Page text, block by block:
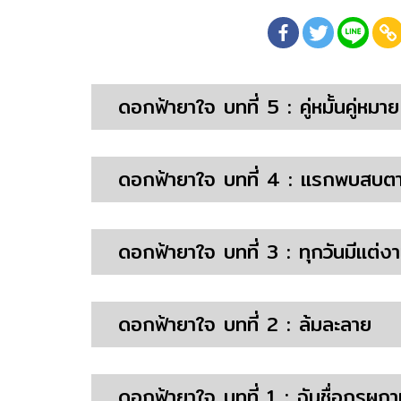
ดอกฟ้ายาใจ บทที่ 5 : คู่หมั้นคู่หมาย
ดอกฟ้ายาใจ บทที่ 4 : แรกพบสบต
ดอกฟ้ายาใจ บทที่ 3 : ทุกวันมีแต่ง
ดอกฟ้ายาใจ บทที่ 2 : ล้มละลาย